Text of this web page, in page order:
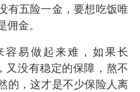
有五险一金，要想吃饭唯
金。
容易做起来难，如果长
又没有稳定的保障，熬不
的，这才是不少保险人离